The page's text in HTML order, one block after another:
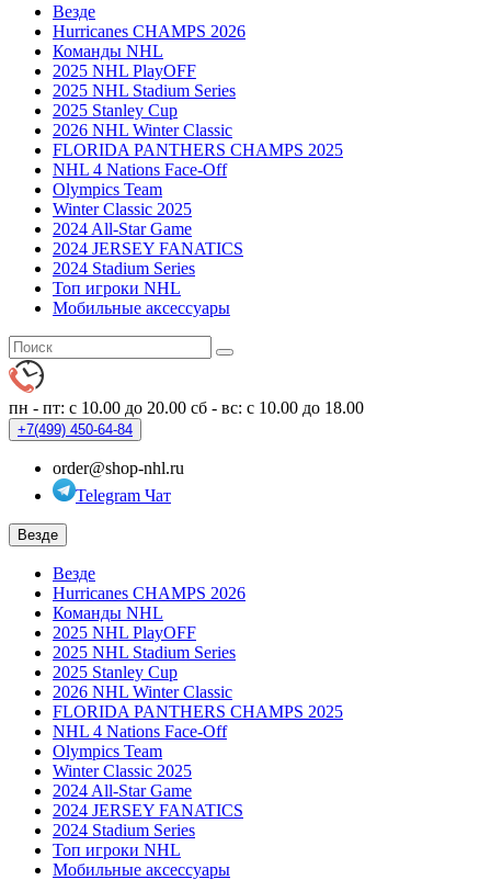
Везде
Hurricanes CHAMPS 2026
Команды NHL
2025 NHL PlayOFF
2025 NHL Stadium Series
2025 Stanley Cup
2026 NHL Winter Classic
FLORIDA PANTHERS CHAMPS 2025
NHL 4 Nations Face-Off
Olympics Team
Winter Classic 2025
2024 All-Star Game
2024 JERSEY FANATICS
2024 Stadium Series
Топ игроки NHL
Мобильные аксессуары
пн - пт: с 10.00 до 20.00 сб - вс: с 10.00 до 18.00
+7(499) 450-64-84
order@shop-nhl.ru
Telegram Чат
Везде
Везде
Hurricanes CHAMPS 2026
Команды NHL
2025 NHL PlayOFF
2025 NHL Stadium Series
2025 Stanley Cup
2026 NHL Winter Classic
FLORIDA PANTHERS CHAMPS 2025
NHL 4 Nations Face-Off
Olympics Team
Winter Classic 2025
2024 All-Star Game
2024 JERSEY FANATICS
2024 Stadium Series
Топ игроки NHL
Мобильные аксессуары